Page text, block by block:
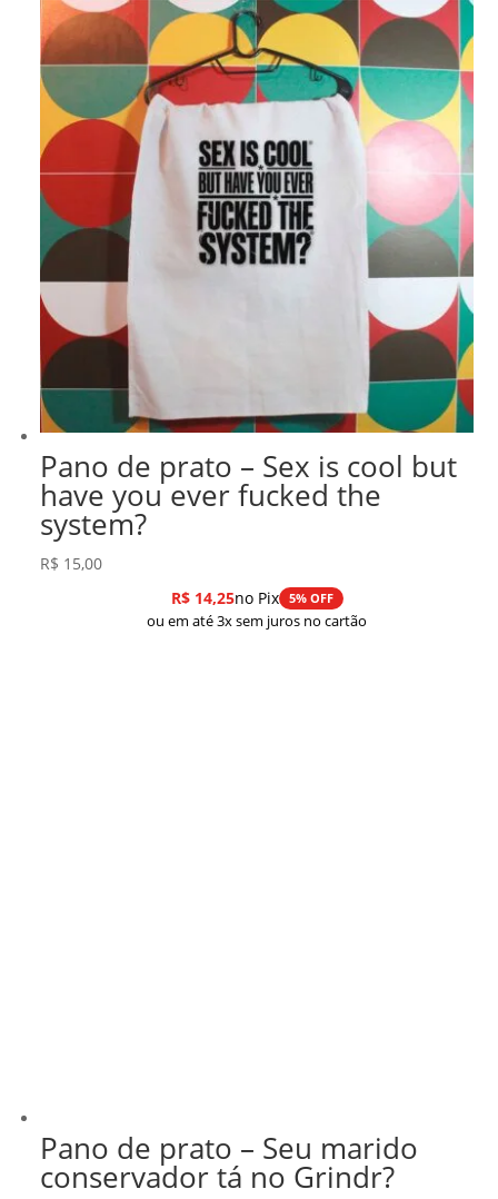
Pano de prato – Sex is cool but
have you ever fucked the
system?
R$ 15,00
R$14,25no Pix 5% OFF
ou em até 3x sem juros no cartão
Pano de prato – Seu marido
conservador tá no Grindr?